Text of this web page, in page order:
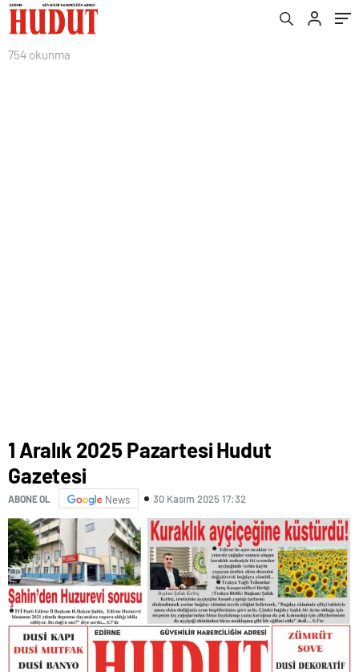
754 okunma
1 Aralık 2025 Pazartesi Hudut
Gazetesi
ABONE OL News 30 Kasım 2025 17:32